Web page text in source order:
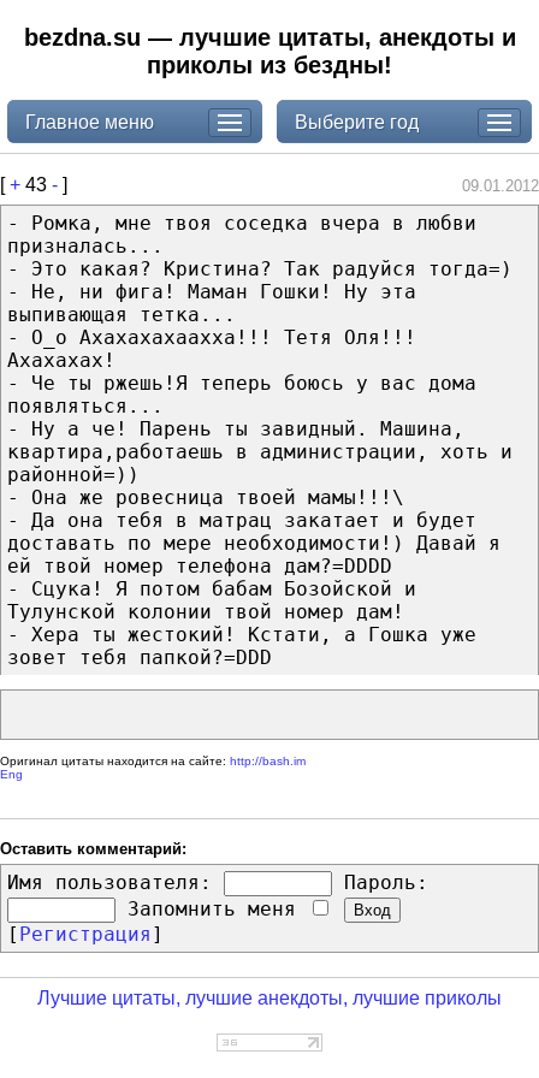
bezdna.su — лучшие цитаты, анекдоты и
приколы из бездны!
Главное меню Выберите год
[+ 43 - ] 09.01.2012
- Ромка, мне твоя соседка вчера в любви
призналась...
- Это какая? Кристина? Так радуйся тогда=)
- Не, ни фига! Маман Гошки! Ну эта
выпивающая тетка...
- О_о Ахахахахаахха!!! Тетя Оля!!!
Ахахахах!
- Че ты ржешь!Я теперь боюсь у вас дома
появляться...
- Ну а че! Парень ты завидный. Машина,
квартира,работаешь в администрации, хоть и
районной=))
- Она же ровесница твоей мамы!!!\
- Да она тебя в матрац закатает и будет
доставать по мере необходимости!) Давай я
ей твой номер телефона дам?=DDDD
- Сцука! Я потом бабам Бозойской и
Тулунской колонии твой номер дам!
- Хера ты жестокий! Кстати, а Гошка уже
зовет тебя папкой?=DDD
Оригинал цитаты находится на сайте: http://bash.im
Eng
Оставить комментарий:
Имя пользователя:
Пароль:
Запомнить меня
[ Регистрация ]
Лучшие цитаты, лучшие анекдоты, лучшие приколы